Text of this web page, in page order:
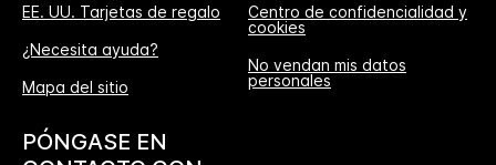
EE. UU. Tarjetas de regalo
¿Necesita ayuda?
Mapa del sitio
Centro de confidencialidad y
cookies
No vendan mis datos
personales
PÓNGASE EN